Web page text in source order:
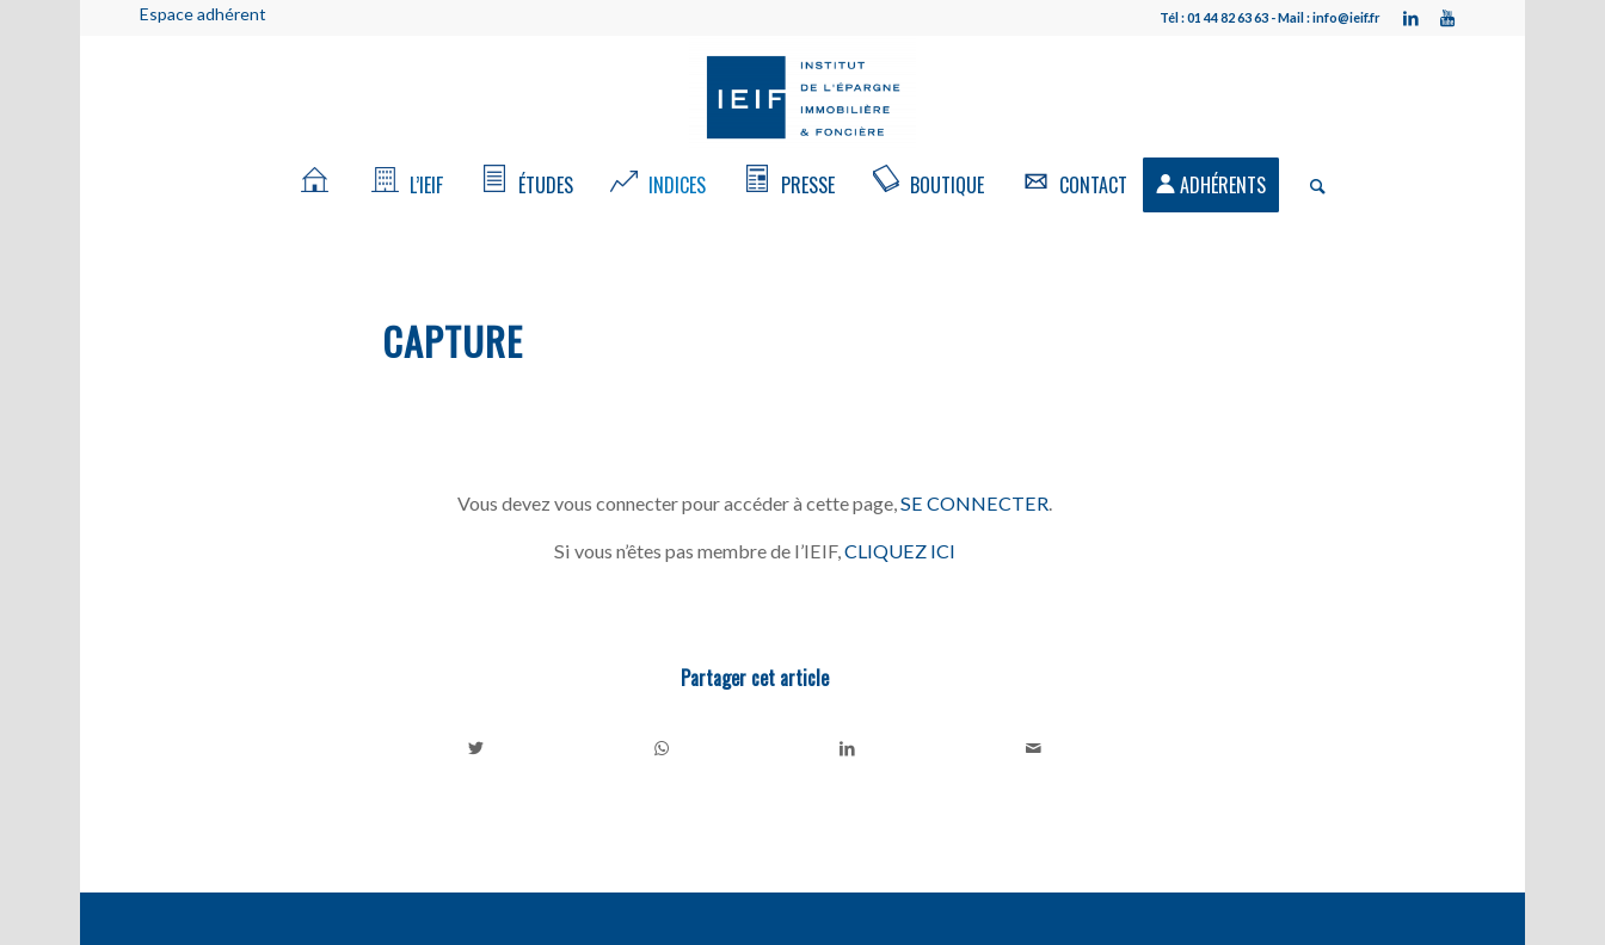
Espace adhérent Tél : 01 44 82 63 63 - Mail : info@ieif.fr
L’IEIF ÉTUDES INDICES PRESSE BOUTIQUE CONTACT ADHÉRENTS
CAPTURE
Vous devez vous connecter pour accéder à cette page, SE CONNECTER
Si vous n’êtes pas membre de l’IEIF,CLIQUEZ ICI
Partager cet article